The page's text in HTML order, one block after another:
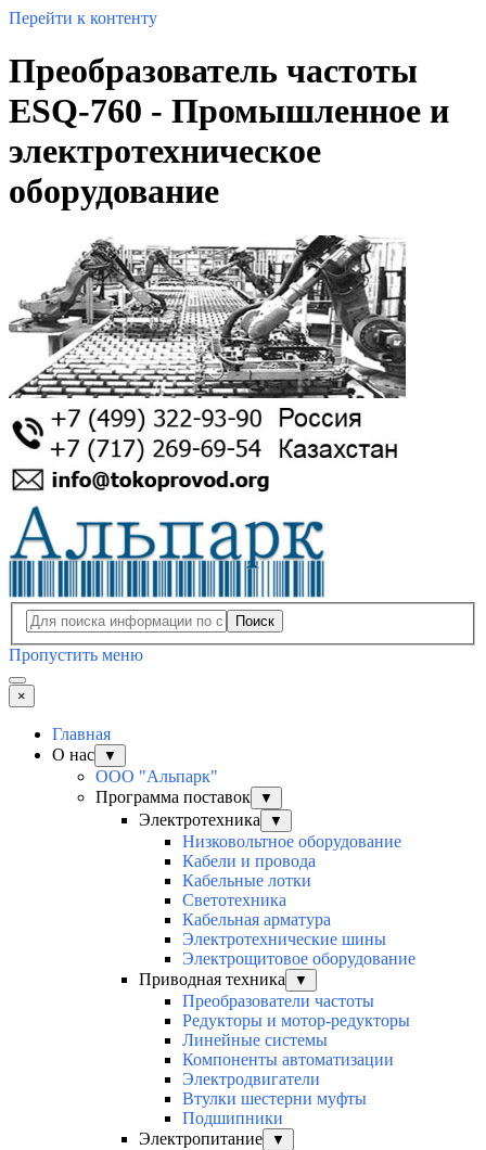
Перейти к контенту
Преобразователь частоты
ESQ-760 - Промышленное и
электротехническое
оборудование
Поиск
Пропустить меню
×
Главная
О нас
▼
ООО "Альпарк"
Программа поставок
▼
Электротехника ▼
Низковольтное оборудование
Кабели и провода
Кабельные лотки
Светотехника
Кабельная арматура
Электротехнические шины
Электрощитовое оборудование
Приводная техника
▼
Преобразователи частоты
Редукторы и мотор-редукторы
Линейные системы
Компоненты автоматизации
Электродвигатели
Втулки шестерни муфты
Подшипники
Электропитание
▼